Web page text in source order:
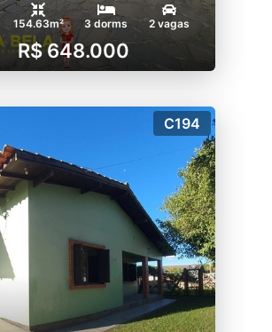
154.63m² 3 dorms 2 vagas
R$ 648.000
C194